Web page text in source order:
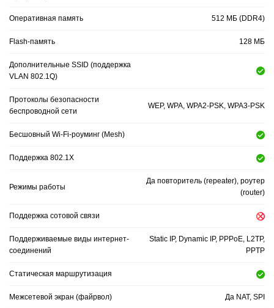
Оперативная память 512 МБ (DDR4)
Flash-память 128 МБ
Дополнительные SSID (поддержка
VLAN 802.1Q)
Протоколы безопасности
беспроводной сети
WEP, WPA, WPA2-PSK, WPA3-PSK
Бесшовный Wi-Fi-роуминг (Mesh)
Поддержка 802.1X
Режимы работы
Да повторитель (repeater), роутер
(router)
Поддержка сотовой связи
Поддерживаемые виды интернет-
соединений
Static IP, Dynamic IP, PPPoE, L2TP,
PPTP
Статическая маршрутизация
Межсетевой экран (файрвол) Да NAT, SPI